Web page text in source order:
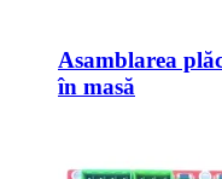
Asamblarea
în masă